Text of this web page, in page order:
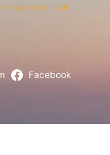
Kormányhivatal
Facebook